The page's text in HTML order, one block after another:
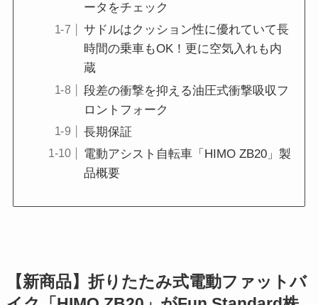
ータをチェック
サドルはクッション性に優れていて長
時間の乗車もOK！更に空気入れも内
蔵
段差の衝撃を抑える油圧式衝撃吸収フ
ロントフォーク
長期保証
電動アシスト自転車「HIMO ZB20」製
品概要
【新商品】折りたたみ式電動ファットバ